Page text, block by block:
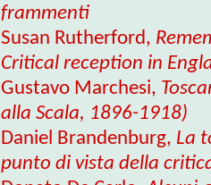
frammenti
Susan Rutherford,
Critical reception in
Gustavo Marchesi,
alla Scala, 1896-1918)
Daniel Brandenburg, La
punto di vista della